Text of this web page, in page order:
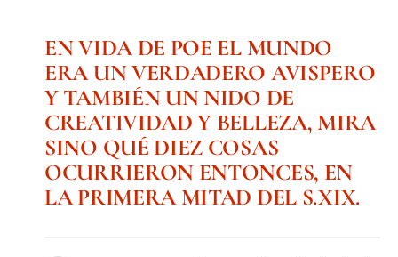
EN VIDA DE POE EL MUNDO
ERA UN VERDADERO AVISPERO
Y TAMBIÉN UN NIDO DE
CREATIVIDAD Y BELLEZA, MIRA
SINO QUÉ DIEZ COSAS
OCURRIERON ENTONCES, EN
LA PRIMERA MITAD DEL S.XIX.